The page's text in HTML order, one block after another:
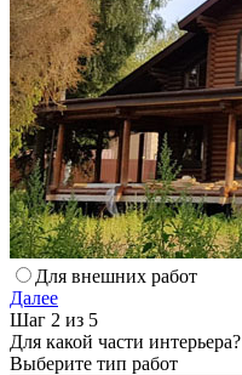
Для внешних работ
Далее
Шаг 2 из 5
Для какой части интерьера?
Выберите тип работ